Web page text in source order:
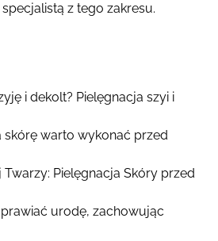
z tego zakresu.
i dekolt? Pielęgnacja szyi i
skórę warto wykonać przed
Twarzy: Pielęgnacja Skóry przed
urodę, zachowując